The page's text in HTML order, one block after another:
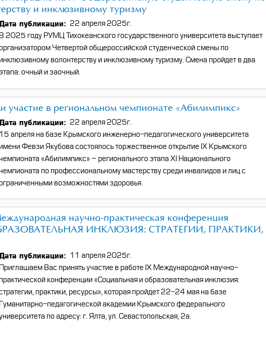
и инклюзивному туризму
публикации
22 апреля 2025г.
В 2025 году РУМЦ Тихокеанского государственного университета выступает
Четвертой общероссийской студенческой смены по
волонтерству и инклюзивному туризму. Смена пройдет в два
очный и заочный.
участие в региональном чемпионате «Абилимпикс»
публикации
22 апреля 2025г.
15 апреля на базе Крымского инженерно-педагогического университета
Февзи Якубова состоялось торжественное открытие IX Крымского
«Абилимпикс» – регионального этапа XI Национального
по профессиональному мастерству среди инвалидов и лиц с
возможностями здоровья.
научно-практическая конференция
ИНКЛЮЗИЯ: СТРАТЕГИИ, ПРАКТИКИ,
публикации
11 апреля 2025г.
Приглашаем Вас принять участие в работе IX Международной научно-
конференции «Социальная и образовательная инклюзия:
практики, ресурсы», которая пройдет 22-24 мая на базе
Гуманитарно-педагогической академии Крымского федерального
по адресу: г. Ялта, ул. Севастопольская, 2а.